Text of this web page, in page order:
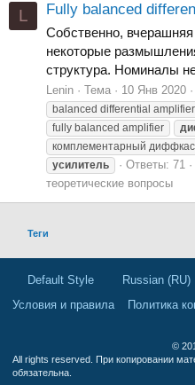
L Fully balanced
Собственно,
некоторые
структура. Номиналы
Lenin Тема 10 Янв 2020
balanced differential amplifier
fully balanced amplifier
комплементарный
усилитель
Ответы: 71
теоретические вопросы
Теги
Default Style
Russian (RU)
Условия и правила
Политика
©
All rights reserved. При копировании
обязательна.